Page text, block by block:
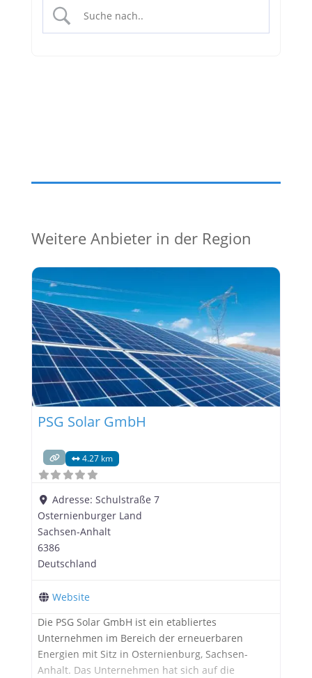
Weitere Anbieter in der Region
PSG Solar GmbH
4.27 km
Adresse:Schulstraße 7
Osternienburger Land
Sachsen-Anhalt
6386
Deutschland
Website
Die PSG Solar GmbH ist ein etabliertes
Unternehmen im Bereich der erneuerbaren
Energien mit Sitz in Osternienburg, Sachsen-
Anhalt. Das Unternehmen hat sich auf die